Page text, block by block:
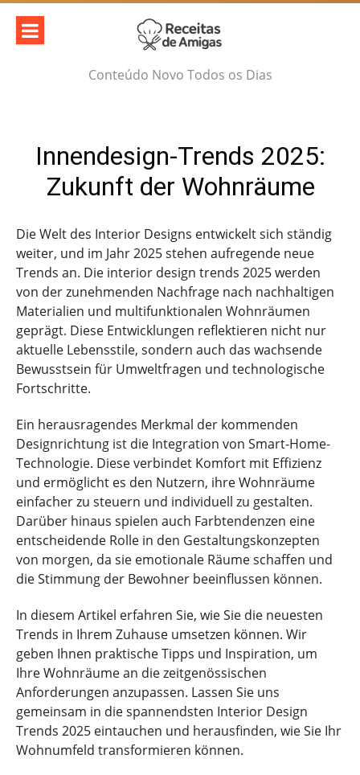
Skip
content
Conteúdo Novo Todos os Dias
Innendesign-Trends 2025:
Zukunft der Wohnräume
Die Welt des Interior Designs entwickelt sich ständig
weiter, und im Jahr 2025 stehen aufregende neue
Trends an. Die interior design trends 2025 werden
von der zunehmenden Nachfrage nach nachhaltigen
Materialien und multifunktionalen Wohnräumen
geprägt. Diese Entwicklungen reflektieren nicht nur
aktuelle Lebensstile, sondern auch das wachsende
Bewusstsein für Umweltfragen und technologische
Fortschritte.
Ein herausragendes Merkmal der kommenden
Designrichtung ist die Integration von Smart-Home-
Technologie. Diese verbindet Komfort mit Effizienz
und ermöglicht es den Nutzern, ihre Wohnräume
einfacher zu steuern und individuell zu gestalten.
Darüber hinaus spielen auch Farbtendenzen eine
entscheidende Rolle in den Gestaltungskonzepten
von morgen, da sie emotionale Räume schaffen und
die Stimmung der Bewohner beeinflussen können.
In diesem Artikel erfahren Sie, wie Sie die neuesten
Trends in Ihrem Zuhause umsetzen können. Wir
geben Ihnen praktische Tipps und Inspiration, um
Ihre Wohnräume an die zeitgenössischen
Anforderungen anzupassen. Lassen Sie uns
gemeinsam in die spannendsten Interior Design
Trends 2025 eintauchen und herausfinden, wie Sie Ihr
Wohnumfeld transformieren können.